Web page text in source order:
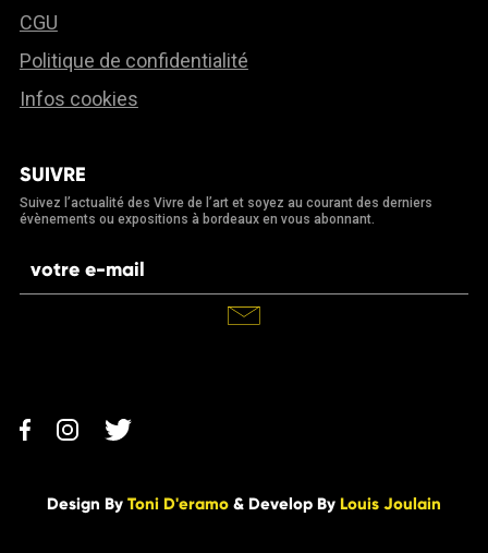
CGU
Politique de confidentialité
Infos cookies
SUIVRE
Suivez l’actualité des Vivre de l’art et soyez au courant des derniers
évènements ou expositions à bordeaux en vous abonnant.
Design By Toni D'eramo & Develop By Louis Joulain